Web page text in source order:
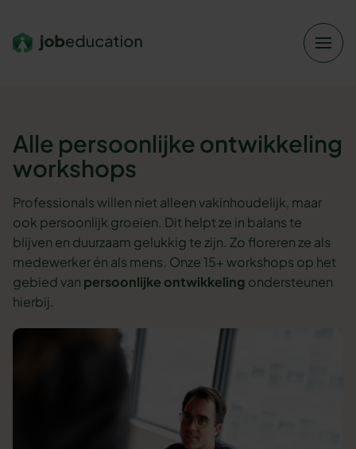
Alle persoonlijke ontwikkeling
workshops
Professionals willen niet alleen vakinhoudelijk, maar
ook persoonlijk groeien. Dit helpt ze in balans te
blijven en duurzaam gelukkig te zijn. Zo floreren ze als
medewerker én als mens. Onze 15+ workshops op het
gebied van persoonlijke ontwikkeling ondersteunen
hierbij.